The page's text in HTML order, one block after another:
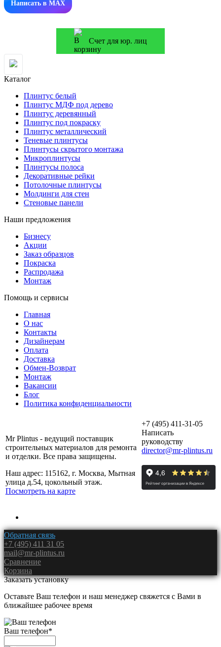
Написать в MAX
Счет для юр. лиц
Каталог
Плинтус белый
Плинтус МДФ под дерево
Плинтус деревянный
Плинтус под покраску
Плинтус металлический
Теневые плинтусы
Плинтусы скрытого монтажа
Микроплинтусы
Плинтусы полоса
Декоративные рейки
Потолочные плинтусы
Молдинги для стен
Стеновые панели
Наши предложения
Бизнесу
Акции
Заказ образцов
Покраска
Распродажа
Монтаж
Помощь и сервисы
Главная
О нас
Контакты
Дизайнерам
Оплата
Доставка
Обмен-Возврат
Монтаж
Вакансии
Блог
Политика конфиденциальности
Mr Plintus - ведущий поставщик
строительных материалов для ремонта
и отделки. Все права защищены.
Наш адрес: 115162, г. Москва, Мытная
улица д.54, цокольный этаж.
Посмотреть на карте
+7 (495) 411-31-05
Написать
руководству
director@mr-plintus.ru
Обратная связь
+7 (495) 411 31 05
mail@mr-plintus.ru
Сравнение
Корзина
Заказать установку
Оставьте Ваш телефон и наш менеджер свяжется с Вами в
ближайшее рабочее время
Ваш телефон*